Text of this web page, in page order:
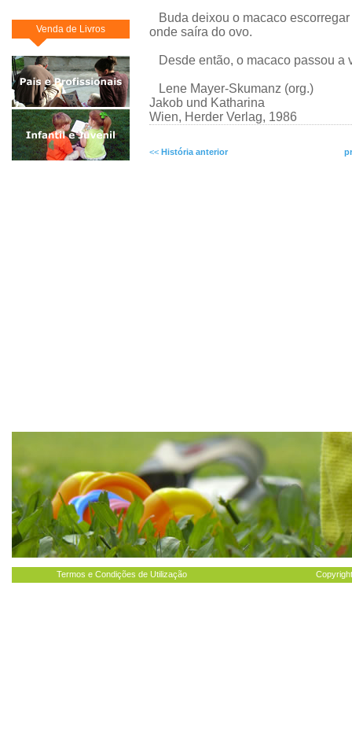
Venda de Livros
Buda deixou o macaco
onde saíra do ovo.
Desde então, o macaco passou a
Lene Mayer-Skumanz (org.)
Jakob und Katharina
Wien, Herder Verlag, 1986
<< História anterior
Termos e Condições de Utilização